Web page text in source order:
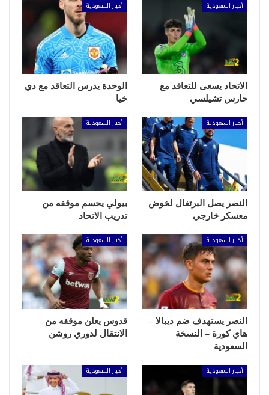
أخبار السعودية
الاتحاد يسعى للتعاقد مع
حارس تشيلسي
أخبار السعودية
الوحدة يدرس التعاقد مع دي
خيا
أخبار السعودية
النصر يصل البرتغال لخوض
معسكر خارجي
أخبار السعودية
بيولي يحسم موقفه من
تدريب الاتحاد
أخبار السعودية
النصر يستهدف ضم ديبالا –
هاي كورة – النسخة
السعودية
أخبار السعودية
قدوس يعلن موقفه من
الانتقال لدوري روشن
أخبار السعودية أخبار السعودية